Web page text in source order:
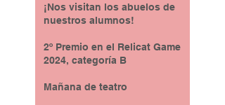
¡Nos visitan los abuelos de
nuestros alumnos!
2º Premio en el Relicat Game
2024, categoría B
Mañana de teatro